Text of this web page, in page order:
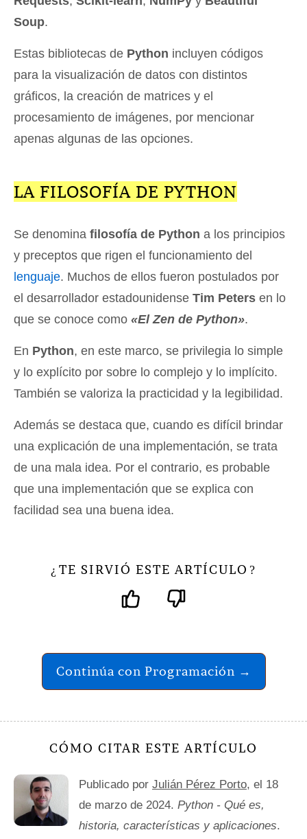
Soup.
Estas bibliotecas de Python incluyen códigos
para la visualización de datos con distintos
gráficos, la creación de matrices y el
procesamiento de imágenes, por mencionar
apenas algunas de las opciones.
LA FILOSOFÍA DE PYTHON
Se denomina filosofía de Python a los principios
y preceptos que rigen el funcionamiento del
lenguaje. Muchos de ellos fueron postulados por
el desarrollador estadounidense Tim Peters en lo
que se conoce como «El Zen de Python».
En Python, en este marco, se privilegia lo simple
y lo explícito por sobre lo complejo y lo implícito.
También se valoriza la practicidad y la legibilidad.
Además se destaca que, cuando es difícil brindar
una explicación de una implementación, se trata
de una mala idea. Por el contrario, es probable
que una implementación que se explica con
facilidad sea una buena idea.
¿ TE SIRVIÓ ESTE ARTÍCULO ?
Continúa con Programación →
CÓMO CITAR ESTE ARTÍCULO
Publicado por Julián Pérez Porto, el 18
de marzo de 2024. Python - Qué es,
historia, características y aplicaciones.